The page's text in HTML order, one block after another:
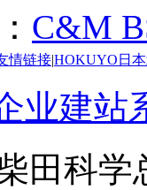
C&M
情链接|HOKUYO日
业建站
田科